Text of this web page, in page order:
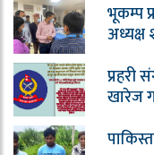
भूकम्प
अध्यक्ष
प्रहरी
खारेज